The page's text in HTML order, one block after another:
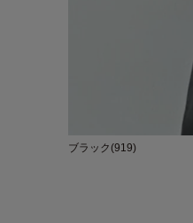
ブラック(919)